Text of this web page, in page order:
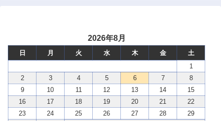
2026年8月
日 月 火 水 木 金
土
1
2
3 4 5 6 7
8
9
10 11 12 13 14
15
16
17 18 19 20 21
22
23
24 25 26 27 28
29